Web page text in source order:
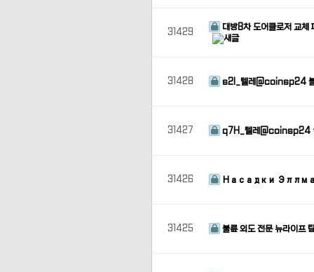
31429 대방8차 도어클로저 교체
31428 s2I_텔레@coinsp24 블
31427 q7H_텔레@coinsp24
31426 Насадки
31425 불륜 외도 전문 뉴라이프